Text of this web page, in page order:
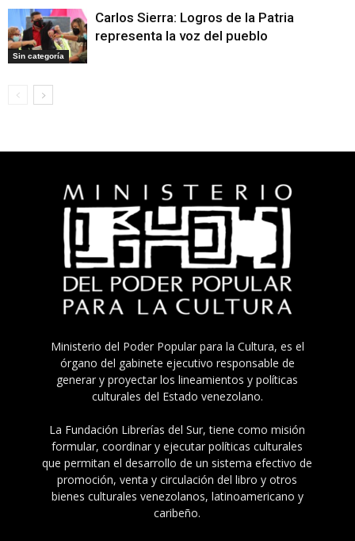
Sin categoría
Carlos Sierra: Logros de la Patria
representa la voz del pueblo
Ministerio del Poder Popular para la Cultura, es el
órgano del gabinete ejecutivo responsable de
generar y proyectar los lineamientos y políticas
culturales del Estado venezolano.
La Fundación Librerías del Sur, tiene como misión
formular, coordinar y ejecutar políticas culturales
que permitan el desarrollo de un sistema efectivo de
promoción, venta y circulación del libro y otros
bienes culturales venezolanos, latinoamericano y
caribeño.